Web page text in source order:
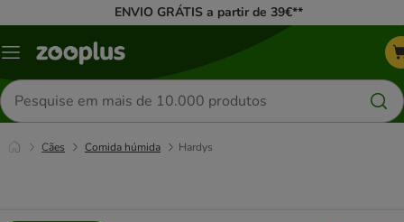
ENVIO GRÁTIS a partir de 39€**
Menu
Pesquisar
produtos
Cães Comida húmida Hardys